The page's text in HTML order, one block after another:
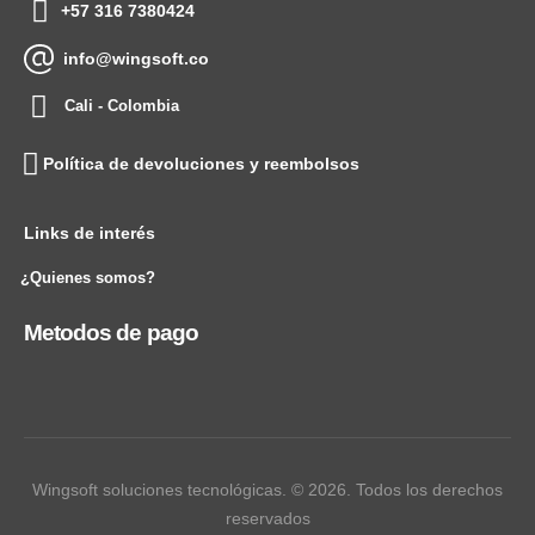
+57 316 7380424
info@wingsoft.co
Cali - Colombia
Política de devoluciones y reembolsos
Links de interés
¿Quienes somos?
Metodos de pago
Wingsoft soluciones tecnológicas. © 2026. Todos los derechos
reservados